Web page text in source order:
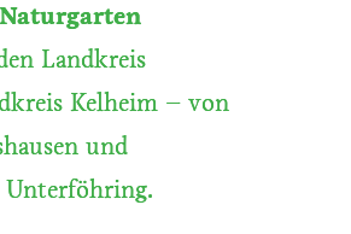
Landkreis
Kelheim – von
und